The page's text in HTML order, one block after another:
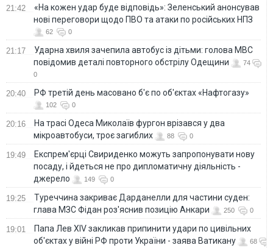
21:42
«На кожен удар буде відповідь»: Зеленський анонсував
нові переговори щодо ПВО та атаки по російських НПЗ
62 0
21:17
Ударна хвиля зачепила автобус із дітьми: голова МВС
повідомив деталі повторного обстрілу Одещини
74
0
20:40 РФ третій день масовано б'є по об'єктах «Нафтогазу»
102 0
20:16
На трасі Одеса Миколаїв фургон врізався у два
мікроавтобуси, троє загиблих
88 0
19:49
Експрем'єрці Свириденко можуть запропонувати нову
посаду, і йдеться не про дипломатичну діяльність -
джерело
149 0
19:25
Туреччина закриває Дарданелли для частини суден:
глава МЗС Фідан роз'яснив позицію Анкари
250 0
19:01
Папа Лев XIV закликав припинити удари по цивільних
об'єктах у війні РФ проти України - заява Ватикану
68